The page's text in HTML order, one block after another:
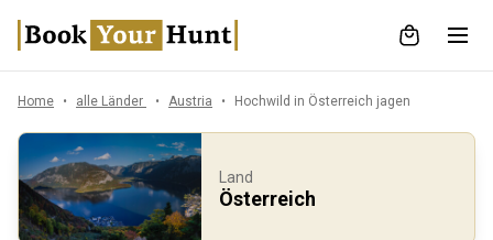
Home alle Länder Austria Hochwild in Österreich jagen
Land
Österreich